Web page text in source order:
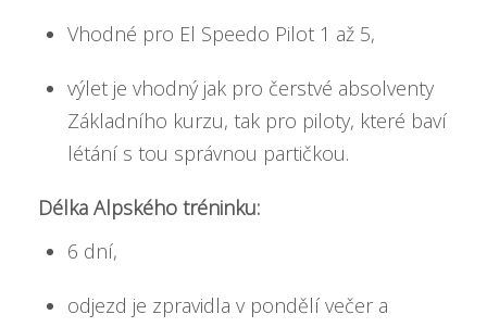
Vhodné pro El Speedo Pilot 1 až 5,
výlet je vhodný jak pro čerstvé absolventy
Základního kurzu, tak pro piloty, které baví
létání s tou správnou partičkou.
Délka Alpského tréninku:
6 dní,
odjezd je zpravidla v pondělí večer a